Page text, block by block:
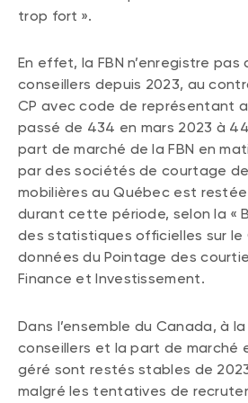
trop fort ».
En effet, la FBN n’enregistre pas
conseillers depuis 2023, au
CP avec code de représentant
passé de 434 en mars 2023 à
part de marché de la FBN en
par des sociétés de courtage
mobilières au Québec est
durant cette période, selon la «
des statistiques officielles sur le
données du Pointage des
Finance et Investissement.
Dans l’ensemble du Canada, à
conseillers et la part de marché
géré sont restés stables de
malgré les tentatives de